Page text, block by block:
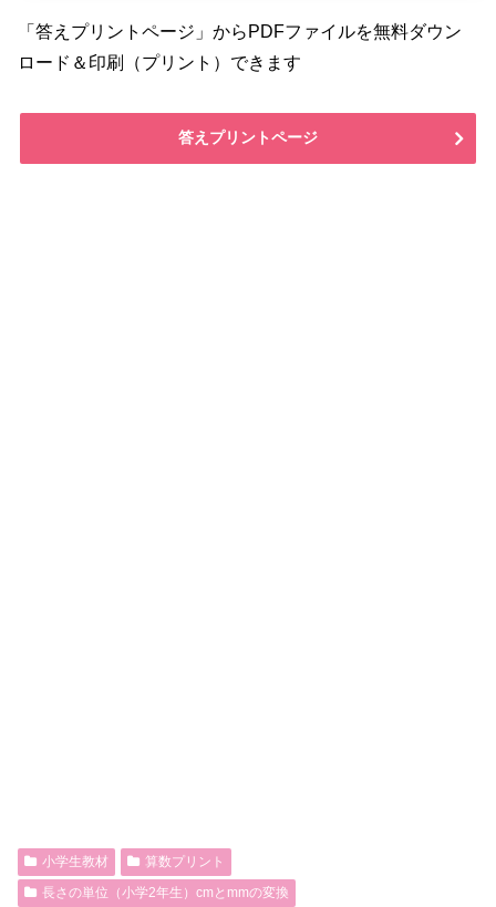
「答えプリントページ」からPDFファイルを無料ダウン
ロード＆印刷（プリント）できます
答えプリントページ
小学生教材
算数プリント
長さの単位（小学2年生）cmとmmの変換